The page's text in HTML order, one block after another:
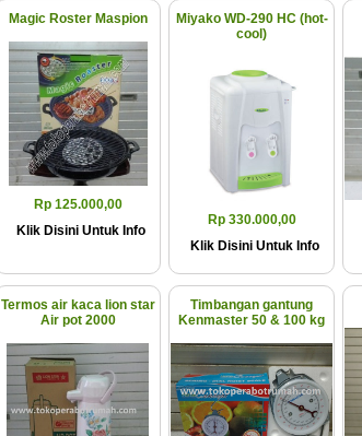
Magic Roster Maspion
Rp 125.000,00
Klik Disini Untuk Info
Miyako WD-290 HC (hot-
cool)
Rp 330.000,00
Klik Disini Untuk Info
Termos air kaca lion star
Air pot 2000
Timbangan gantung
Kenmaster 50 & 100 kg